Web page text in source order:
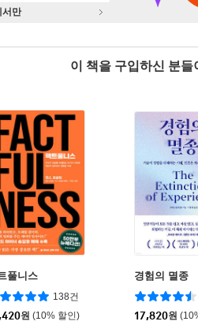
서만
이 책을 구입하신 분
풀니스
138건
원 (10% 할인)
경험의 멸종
17,820원